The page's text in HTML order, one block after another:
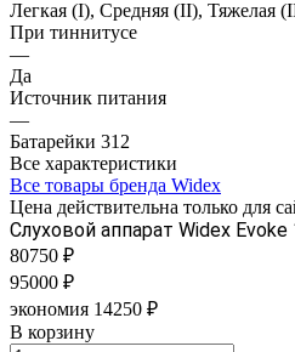
Легкая (I), Средняя (II), Тяжелая
При тиннитусе
—
Да
Источник питания
—
Батарейки 312
Все характеристики
Все товары бренда Widex
Цена действительна только для
Слуховой аппарат Widex Evoke
80750 ₽
95000 ₽
экономия 14250 ₽
В корзину